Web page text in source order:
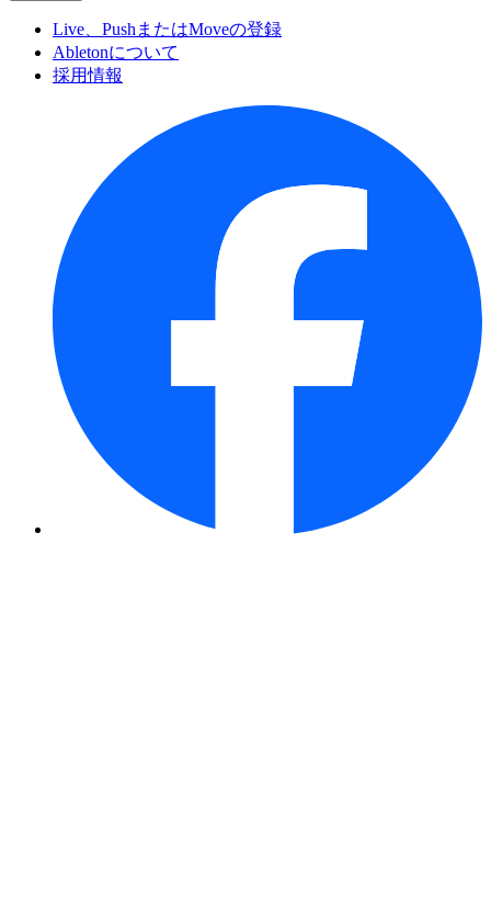
Live、PushまたはMoveの登録
Abletonについて
採用情報